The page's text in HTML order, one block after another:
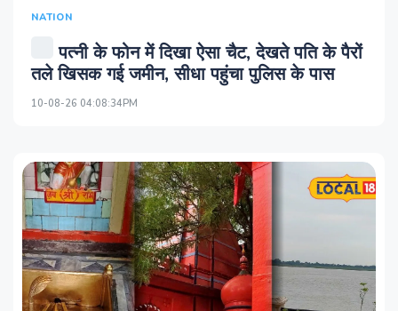
NATION
पत्नी के फोन में दिखा ऐसा चैट, देखते पति के पैरों
तले खिसक गई जमीन, सीधा पहुंचा पुलिस के पास
10-08-26 04:08:34PM